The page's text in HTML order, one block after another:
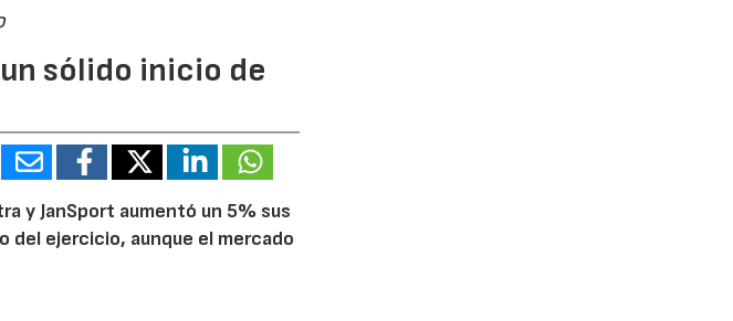
sólido inicio de
y JanSport aumentó un 5% sus
del ejercicio, aunque el mercado